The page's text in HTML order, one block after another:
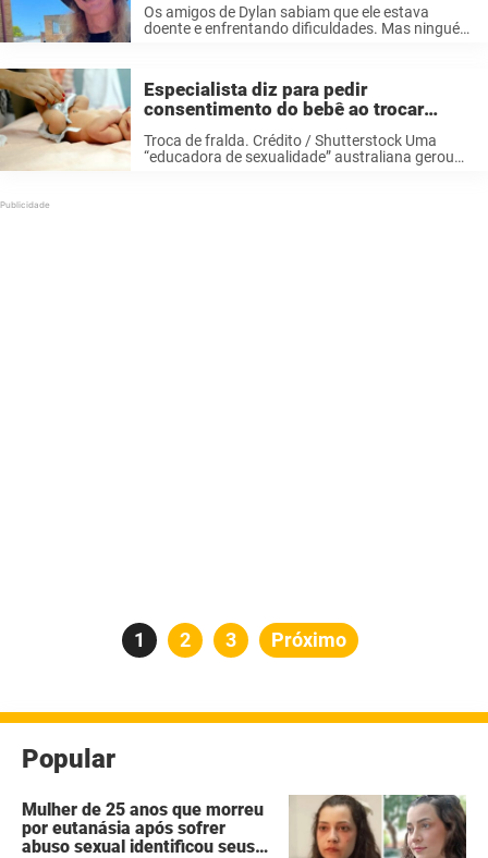
Os amigos de Dylan sabiam que ele estava
doente e enfrentando dificuldades. Mas ninguém
Especialista diz para pedir
consentimento do bebê ao trocar
Troca de fralda. Crédito / Shutterstock Uma
“educadora de sexualidade” australiana gerou
Paginação
Página
1 Página
2 Página
3 Próximo
Popular
Mulher de 25 anos que morreu
por eutanásia após sofrer
abuso sexual identificou seus